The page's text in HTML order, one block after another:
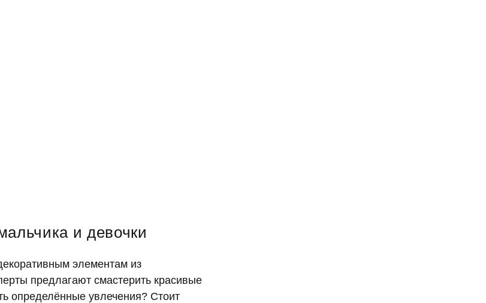
и девочки
элементам из
предлагают смастерить красивые
определённые увлечения? Стоит